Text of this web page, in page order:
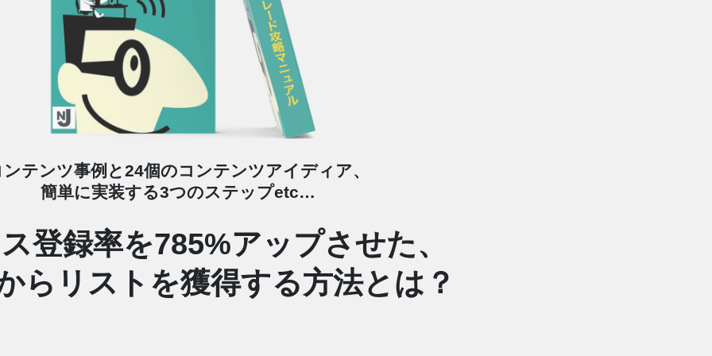
ンテンツ事例と24個のコンテンツアイディア、
簡単に実装する3つのステップetc…
登録率を785%アップさせた、
らリストを獲得する方法とは？